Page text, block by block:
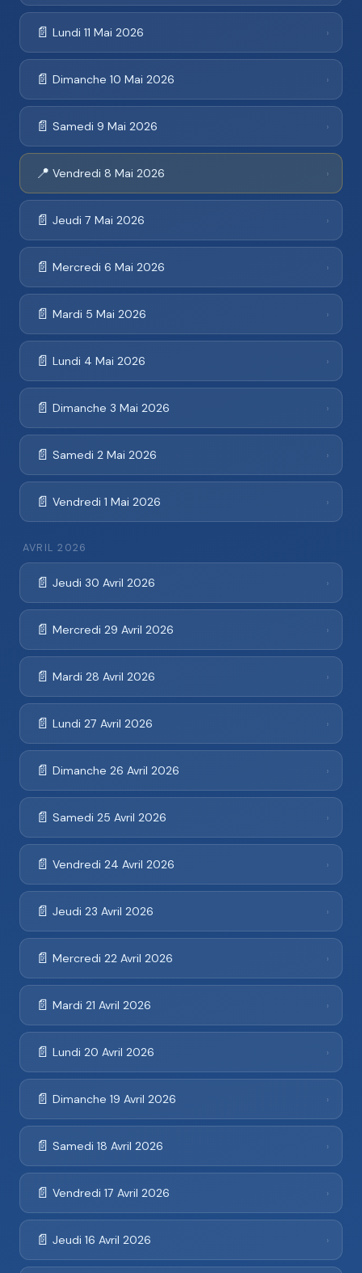
📄 Lundi 11 Mai 2026 ›
📄 Dimanche 10 Mai 2026 ›
📄 Samedi 9 Mai 2026 ›
📍 Vendredi 8 Mai 2026 ›
📄 Jeudi 7 Mai 2026 ›
📄 Mercredi 6 Mai 2026 ›
📄 Mardi 5 Mai 2026 ›
📄 Lundi 4 Mai 2026 ›
📄 Dimanche 3 Mai 2026 ›
📄 Samedi 2 Mai 2026 ›
📄 Vendredi 1 Mai 2026 ›
AVRIL 2026
📄 Jeudi 30 Avril 2026 ›
📄 Mercredi 29 Avril 2026 ›
📄 Mardi 28 Avril 2026 ›
📄 Lundi 27 Avril 2026 ›
📄 Dimanche 26 Avril 2026 ›
📄 Samedi 25 Avril 2026 ›
📄 Vendredi 24 Avril 2026 ›
📄 Jeudi 23 Avril 2026 ›
📄 Mercredi 22 Avril 2026 ›
📄 Mardi 21 Avril 2026 ›
📄 Lundi 20 Avril 2026 ›
📄 Dimanche 19 Avril 2026 ›
📄 Samedi 18 Avril 2026 ›
📄 Vendredi 17 Avril 2026 ›
📄 Jeudi 16 Avril 2026 ›